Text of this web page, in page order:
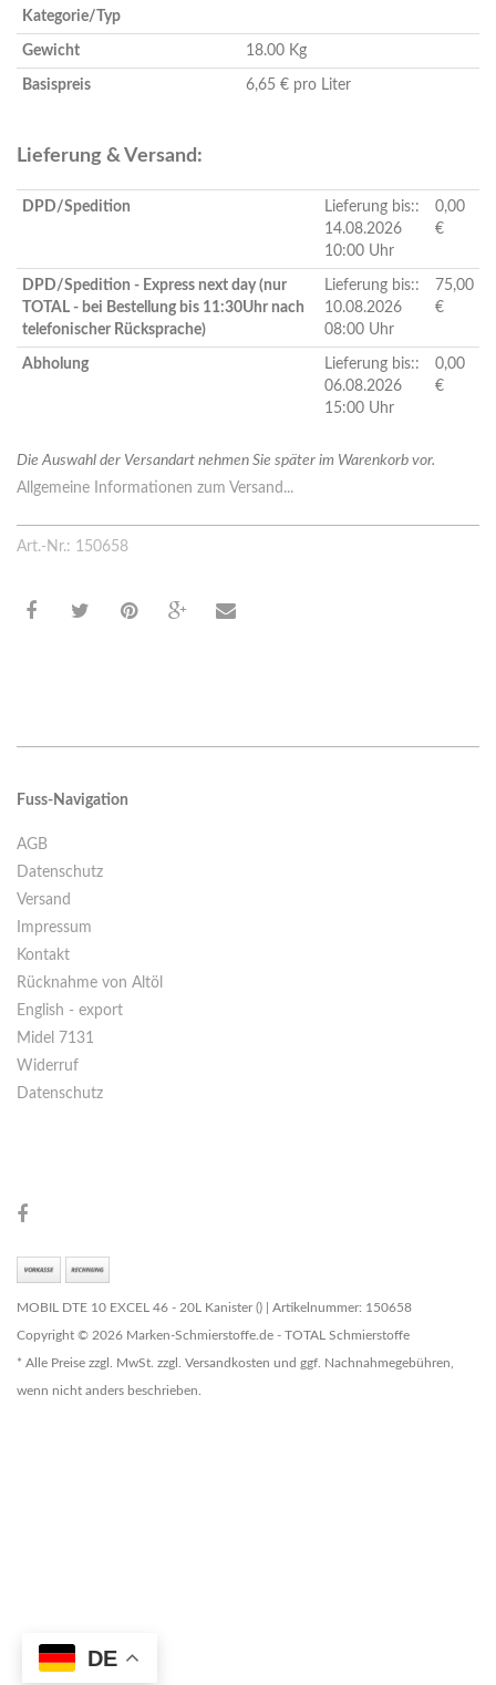
DE
Kategorie/Typ
Gewicht 18.00 Kg
Basispreis 6,65 € pro Liter
Lieferung & Versand:
DPD/Spedition
Lieferung bis::
14.08.2026
10:00 Uhr
0,00
€
DPD/Spedition - Express next day (nur
TOTAL - bei Bestellung bis 11:30Uhr nach
telefonischer Rücksprache)
Lieferung bis::
10.08.2026
08:00 Uhr
75,00
€
Abholung
Lieferung bis::
06.08.2026
15:00 Uhr
0,00
€
Die Auswahl der Versandart nehmen Sie später im Warenkorb vor.
Allgemeine Informationen zum Versand...
Art.-Nr.: 150658
Fuss-Navigation
AGB
Datenschutz
Versand
Impressum
Kontakt
Rücknahme von Altöl
English - export
Midel 7131
Widerruf
Datenschutz
MOBIL DTE 10 EXCEL 46 - 20L Kanister () | Artikelnummer: 150658
Copyright © 2026 Marken-Schmierstoffe.de - TOTAL Schmierstoffe
* Alle Preise zzgl. MwSt. zzgl. Versandkosten und ggf. Nachnahmegebühren,
wenn nicht anders beschrieben.